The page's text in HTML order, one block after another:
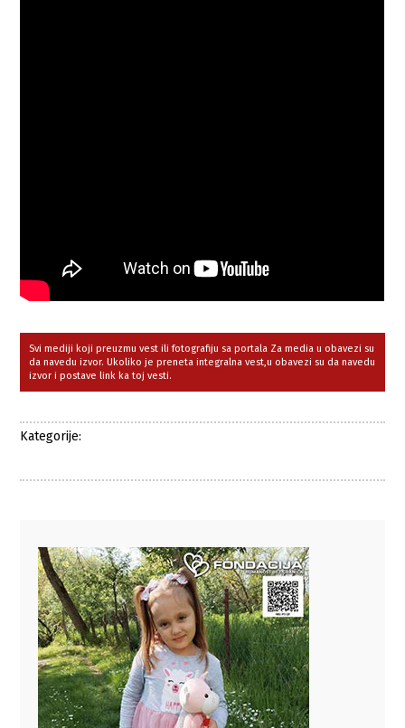
Svi mediji koji preuzmu vest ili fotografiju sa portala Za media u obavezi su
da navedu izvor. Ukoliko je preneta integralna vest,u obavezi su da navedu
izvor i postave link ka toj vesti.
Kategorije: